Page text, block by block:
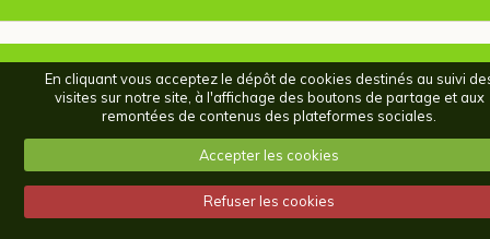
En cliquant vous acceptez le dépôt de cookies destinés au suivi
visites sur notre site, à l'affichage des boutons de partage et aux
remontées de contenus des plateformes sociales.
Accepter les cookies
Refuser les cookies